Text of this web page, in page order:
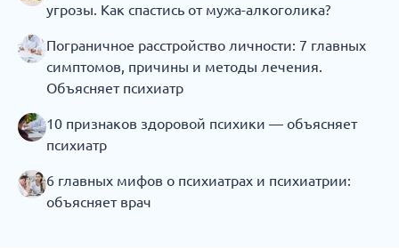
угрозы. Как спастись от мужа-алкоголика?
Пограничное расстройство личности: 7 главных
симптомов, причины и методы лечения.
Объясняет психиатр
10 признаков здоровой психики — объясняет
психиатр
6 главных мифов о психиатрах и психиатрии:
объясняет врач